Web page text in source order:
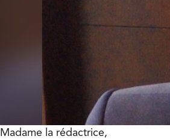
Madame la rédactrice,